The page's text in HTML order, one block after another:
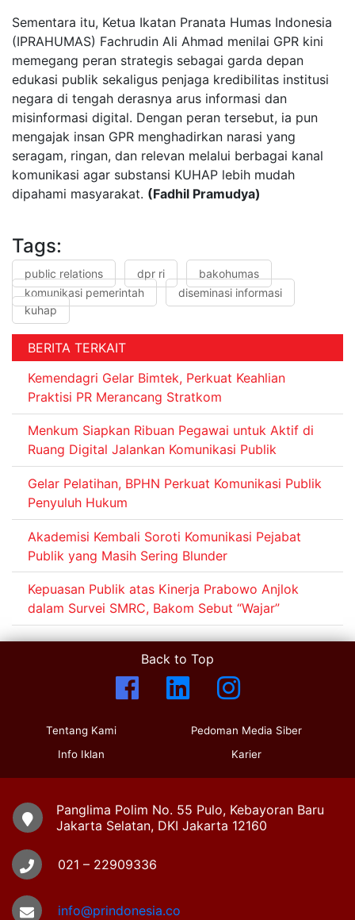
Sementara itu, Ketua Ikatan Pranata Humas Indonesia
(IPRAHUMAS) Fachrudin Ali Ahmad menilai GPR kini
memegang peran strategis sebagai garda depan
edukasi publik sekaligus penjaga kredibilitas institusi
negara di tengah derasnya arus informasi dan
misinformasi digital. Dengan peran tersebut, ia pun
mengajak insan GPR menghadirkan narasi yang
seragam, ringan, dan relevan melalui berbagai kanal
komunikasi agar substansi KUHAP lebih mudah
dipahami masyarakat. (Fadhil Pramudya)
Tags:
public relations dpr ri
bakohumas
komunikasi pemerintah
diseminasi informasi
kuhap
BERITA TERKAIT
Kemendagri Gelar Bimtek, Perkuat Keahlian
Praktisi PR Merancang Stratkom
Menkum Siapkan Ribuan Pegawai untuk Aktif di
Ruang Digital Jalankan Komunikasi Publik
Gelar Pelatihan, BPHN Perkuat Komunikasi Publik
Penyuluh Hukum
Akademisi Kembali Soroti Komunikasi Pejabat
Publik yang Masih Sering Blunder
Kepuasan Publik atas Kinerja Prabowo Anjlok
dalam Survei SMRC, Bakom Sebut “Wajar”
Back to Top
Tentang Kami
Info Iklan
Pedoman Media Siber
Karier
Panglima Polim No. 55 Pulo, Kebayoran Baru
Jakarta Selatan, DKI Jakarta 12160
021 – 22909336
info@prindonesia.co